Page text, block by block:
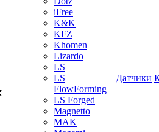
iFree
K&K
KFZ
Khomen
Lizardo
LS
LS
FlowForming
LS Forged
Magnetto
MAK
Датчики